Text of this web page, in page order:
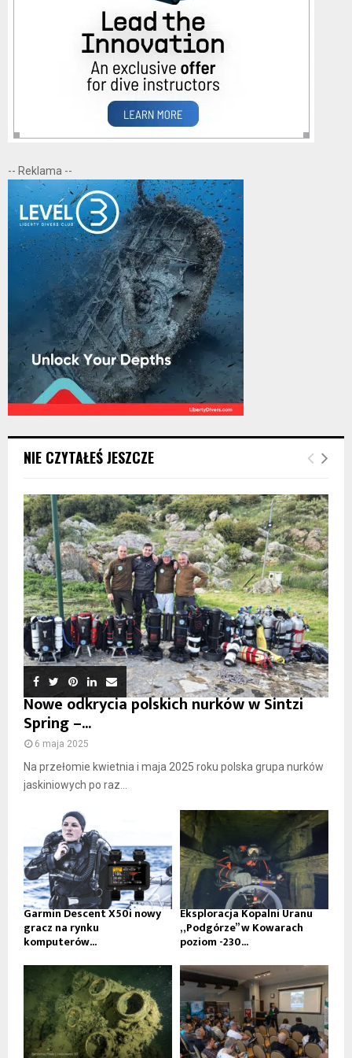
-- Reklama --
NIE CZYTAŁEŚ JESZCZE
Nowe odkrycia polskich nurków w Sintzi
Spring –...
6 maja 2025
Na przełomie kwietnia i maja 2025 roku polska grupa nurków
jaskiniowych po raz...
Garmin Descent X50i nowy
gracz na rynku
komputerów...
Eksploracja Kopalni Uranu
„Podgórze” w Kowarach
poziom -230...